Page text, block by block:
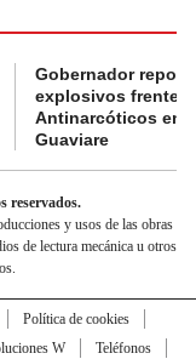
Gobernador
explosivos frente a
Antinarcóticos en
Guaviare
reservados.
y usos de las obras
de lectura mecánica u otros
Política de cookies
W
Teléfonos